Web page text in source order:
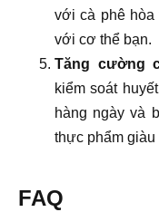
với cà phê hòa
với cơ thể bạn.
Tăng cường
kiểm soát
hàng ngày và
thực phẩm giàu
FAQ